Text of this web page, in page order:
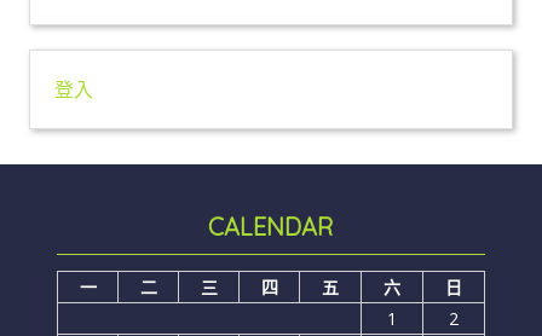
登入
CALENDAR
一 二 三 四 五 六
日
1
2